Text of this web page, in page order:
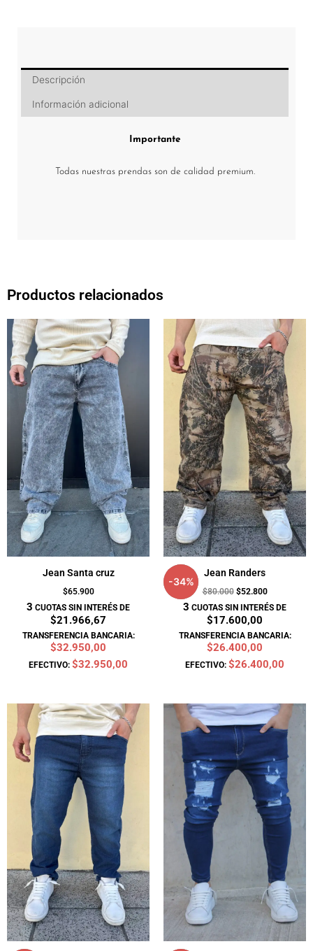
Descripción
Información adicional
Importante
Todas nuestras prendas son de calidad premium.
Productos relacionados
Jean Santa cruz
$65.900
3 CUOTAS SIN INTERÉS DE
$21.966,67
TRANSFERENCIA BANCARIA:
$32.950,00
EFECTIVO: $32.950,00
-34%
Jean Randers
$80.000
precio
original
era:
$80.000.
$52.800
precio
actual
es:
$52.800.
3 CUOTAS SIN INTERÉS DE
$17.600,00
TRANSFERENCIA BANCARIA:
$26.400,00
EFECTIVO: $26.400,00
El
precio
original
era:
$52.900.
El
precio
actual
es:
$47.600.
El
precio
original
era:
$52.900.
El
precio
actual
$22.000.